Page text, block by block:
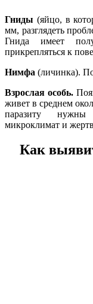
Гниды (яйцо, в
мм, разглядеть
Гнида имеет
прикрепляться к
Нимфа (личинка).
Взрослая особь.
живет в среднем
паразиту
микроклимат и
Как